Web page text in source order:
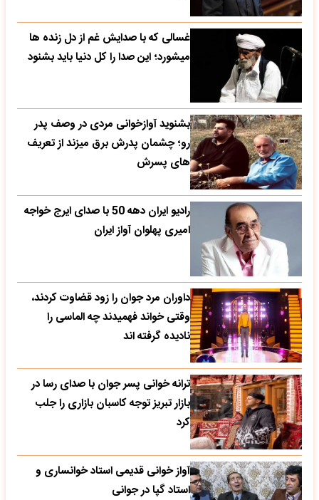
غسالی که با صدایش غم از دل زنده ها
میشورد؛ این صدا را کل دنیا باید بشنود
بشنوید آوازخوانی مردی در وصف پدر
رو؛ چشمان پدرش برق میزند از تعریف
های پسرش
رادیو ایران دهه 50 با صدای ایرج خواجه
امیری پهلوان آواز ایران
داوران مرد جوان را زود قضاوت کردند،
وقتی خواند فهمیدند چه الماسی را
نادیده گرفته اند
ترانه خوانی پسر جوان با صدای رسا در
بازار تبریز توجه کاسبان بازاری را جلب
کرد
آواز خوانی قدیمی استاد خوانساری و
استاد گپا در جوانی